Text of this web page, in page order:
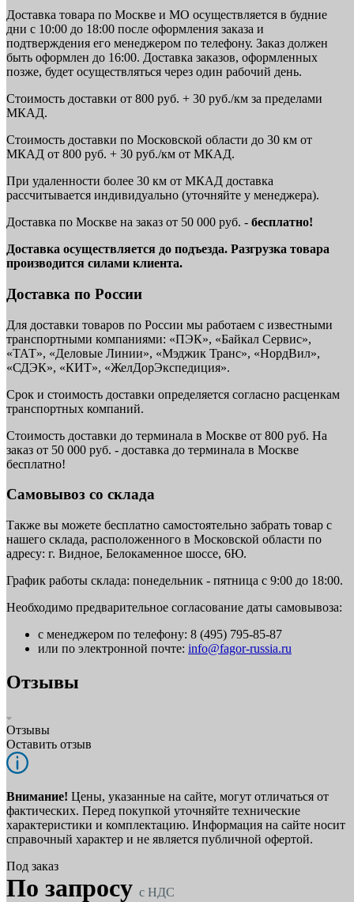
Доставка товара по Москве и МО осуществляется в будние
дни с 10:00 до 18:00 после оформления заказа и
подтверждения его менеджером по телефону. Заказ должен
быть оформлен до 16:00. Доставка заказов, оформленных
позже, будет осуществляться через один рабочий день.
Стоимость доставки от 800 руб. + 30 руб./км за пределами
МКАД.
Стоимость доставки по Московской области до 30 км от
МКАД от 800 руб. + 30 руб./км от МКАД.
При удаленности более 30 км от МКАД доставка
рассчитывается индивидуально (уточняйте у менеджера).
Доставка по Москве на заказ от 50 000 руб. - бесплатно!
Доставка осуществляется до подъезда. Разгрузка товара
производится силами клиента.
Доставка по России
Для доставки товаров по России мы работаем с известными
транспортными компаниями: «ПЭК», «Байкал Сервис»,
«ТАТ», «Деловые Линии», «Мэджик Транс», «НордВил»,
«СДЭК», «КИТ», «ЖелДорЭкспедиция».
Срок и стоимость доставки определяется согласно расценкам
транспортных компаний.
Стоимость доставки до терминала в Москве от 800 руб. На
заказ от 50 000 руб. - доставка до терминала в Москве
бесплатно!
Самовывоз со склада
Также вы можете бесплатно самостоятельно забрать товар с
нашего склада, расположенного в Московской области по
адресу: г. Видное, Белокаменное шоссе, 6Ю.
График работы склада: понедельник - пятница с 9:00 до 18:00.
Необходимо предварительное согласование даты самовывоза:
с менеджером по телефону: 8 (495) 795-85-87
или по электронной почте: info@fagor-russia.ru
Отзывы
Отзывы
Оставить отзыв
Внимание! Цены, указанные на сайте, могут отличаться от
фактических. Перед покупкой уточняйте технические
характеристики и комплектацию. Информация на сайте носит
справочный характер и не является публичной офертой.
Под заказ
По запросу c НДС